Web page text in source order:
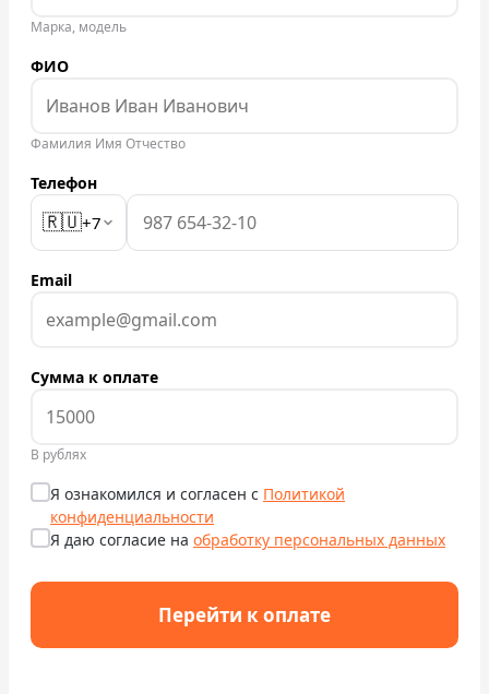
О компании
Программа лояльности
Проверить бонусный счёт
Блог
Обратный звонок
Марка, модель
ФИО
Фамилия Имя Отчество
Телефон
🇷🇺+7
Email
Сумма к оплате
В рублях
Я ознакомился и согласен с Политикой
конфиденциальности
Я даю согласие на обработку персональных данных
Перейти к оплате